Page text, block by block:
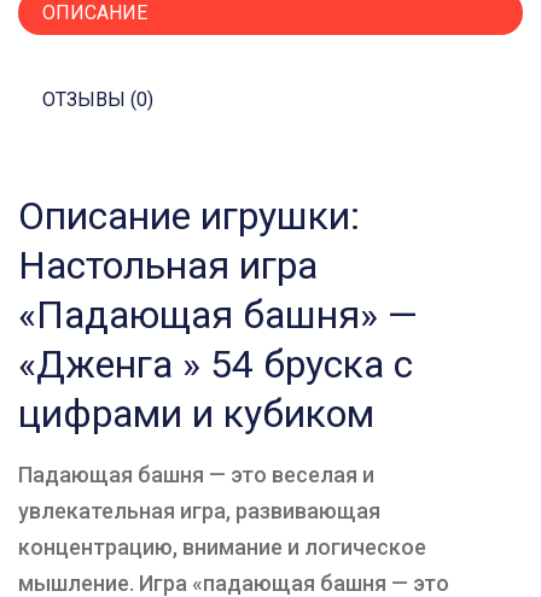
ОПИСАНИЕ
ОТЗЫВЫ (0)
Описание игрушки:
Настольная игра
«Падающая башня» —
«Дженга » 54 бруска с
цифрами и кубиком
Падающая башня — это веселая и
увлекательная игра, развивающая
концентрацию, внимание и логическое
мышление. Игра «падающая башня — это